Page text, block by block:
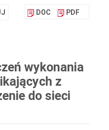
DOC PDF
wykonania
z
do sieci